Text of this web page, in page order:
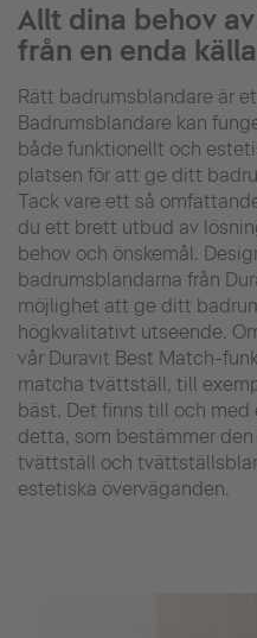
Allt dina behov
från en enda källa
Rätt badrumsblandare är
Badrumsblandare kan
både funktionellt och
platsen för att ge ditt
Tack vare ett så
du ett brett utbud av
behov och önskemål.
badrumsblandarna från
möjlighet att ge ditt
högkvalitativt utseende.
vår Duravit Best Match-
matcha tvättställ, till
bäst. Det finns till och med
detta, som bestämmer
tvättställ och
estetiska överväganden.